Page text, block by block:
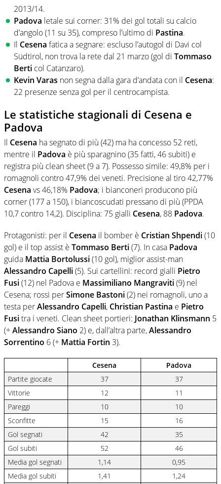
2013/14.
Padova letale sui corner: 31% dei gol totali su calcio
d’angolo (11 su 35), compreso l’ultimo di Pastina.
Il Cesena fatica a segnare: escluso l’autogol di Davi col
Südtirol, non trova la rete dal 21 marzo (gol di Tommaso
Berti col Catanzaro).
Kevin Varas non segna dalla gara d’andata con il Cesena:
22 presenze senza gol per il centrocampista.
Le statistiche stagionali di Cesena e
Padova
Il Cesena ha segnato di più (42) ma ha concesso 52 reti,
mentre il Padova è più sparagnino (35 fatti, 46 subiti) e
registra più clean sheet (9 a 7). Possesso simile: 49,8% per i
romagnoli contro 47,9% dei veneti. Precisione al tiro 42,77%
Cesena vs 46,18% Padova; i bianconeri producono più
corner (177 a 150), i biancoscudati pressano di più (PPDA
10,7 contro 14,2). Disciplina: 75 gialli Cesena, 88 Padova.
Protagonisti: per il Cesena il bomber è Cristian Shpendi(10
gol) e il top assist è Tommaso Berti(7). In casa Padova
guida Mattia Bortolussi(10 gol), miglior assist-man
Alessandro Capelli(5). Sui cartellini: record gialli Pietro
Fusi(12) nel Padova e Massimiliano Mangraviti(9) nel
Cesena; rossi perSimone Bastoni(2) nei romagnoli, uno a
testa perAlessandro Capelli, Christian Pastina e Pietro
Fusitra i veneti. Clean sheet portieri: Jonathan Klinsmann 5
(+Alessandro Siano 2) e, dall’altra parte,Alessandro
Sorrentino 6 (+ Mattia Fortin 3).
Cesena
Padova
Partite giocate
37
37
Vittorie
12
11
Pareggi
10
10
Sconfitte
15
16
Gol segnati
42
35
Gol subiti
52
46
Media gol segnati
1,14
0,95
Media gol subiti
1,41
1,24